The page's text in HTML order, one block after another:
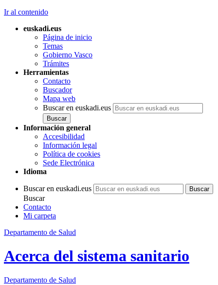
Ir al contenido
euskadi.eus
Página de inicio
Temas
Gobierno Vasco
Trámites
Herramientas
Contacto
Buscador
Mapa web
Buscar en euskadi.eus
Información general
Accesibilidad
Información legal
Política de cookies
Sede Electrónica
Idioma
Buscar en euskadi.eus
Buscar
Contacto
Mi carpeta
Departamento de Salud
Acerca del sistema sanitario
Departamento de Salud